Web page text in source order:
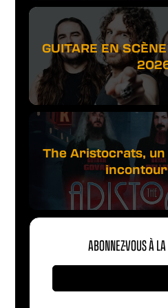
GUITARE EN
The Aristocrats,
ABONNEZ-VOUS À